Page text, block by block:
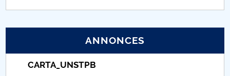
Proiect (PRIM STUD)
Proiect SU-ETIC
ANNONCES
CARTA_UNSTPB